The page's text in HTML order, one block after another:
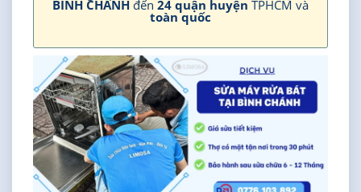
BÌNH CHÁNH đến24 quận huyện TPHCM và
toàn quốc